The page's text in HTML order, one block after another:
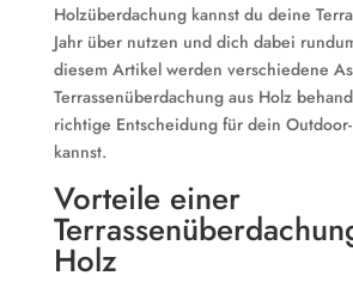
Holzüberdachung kannst du deine
Jahr über nutzen und dich dabei
diesem Artikel werden verschiedene
Terrassenüberdachung aus Holz
richtige Entscheidung für dein
kannst.
Vorteile einer
Holz